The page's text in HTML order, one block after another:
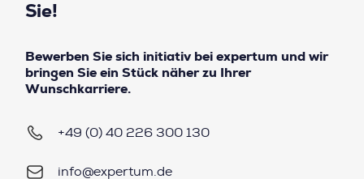
Sie!
Bewerben Sie sich initiativ bei expertum und wir
bringen Sie ein Stück näher zu Ihrer
Wunschkarriere.
+49 (0) 40 226 300 130
info@expertum.de